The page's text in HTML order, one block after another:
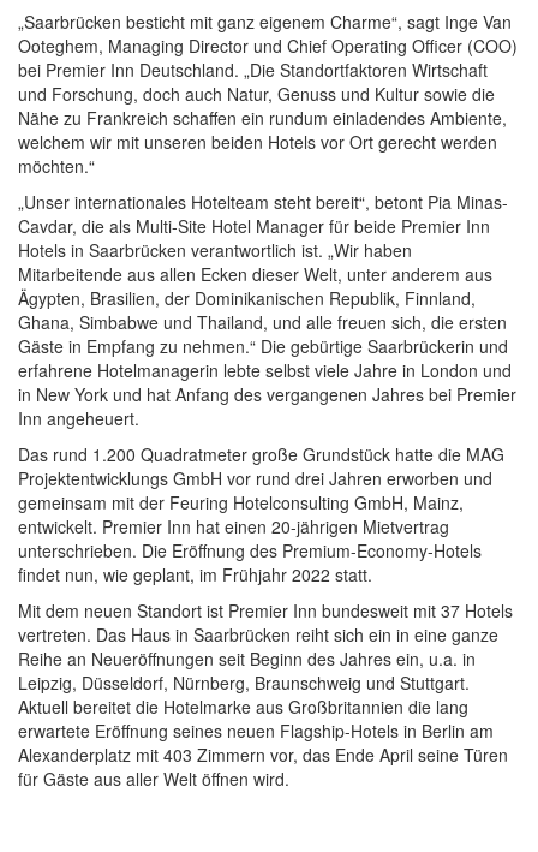
„Saarbrücken besticht mit ganz eigenem Charme“, sagt Inge Van
Ooteghem, Managing Director und Chief Operating Officer (COO)
bei Premier Inn Deutschland. „Die Standortfaktoren Wirtschaft
und Forschung, doch auch Natur, Genuss und Kultur sowie die
Nähe zu Frankreich schaffen ein rundum einladendes Ambiente,
welchem wir mit unseren beiden Hotels vor Ort gerecht werden
möchten.“
„Unser internationales Hotelteam steht bereit“, betont Pia Minas-
Cavdar, die als Multi-Site Hotel Manager für beide Premier Inn
Hotels in Saarbrücken verantwortlich ist. „Wir haben
Mitarbeitende aus allen Ecken dieser Welt, unter anderem aus
Ägypten, Brasilien, der Dominikanischen Republik, Finnland,
Ghana, Simbabwe und Thailand, und alle freuen sich, die ersten
Gäste in Empfang zu nehmen.“ Die gebürtige Saarbrückerin und
erfahrene Hotelmanagerin lebte selbst viele Jahre in London und
in New York und hat Anfang des vergangenen Jahres bei Premier
Inn angeheuert.
Das rund 1.200 Quadratmeter große Grundstück hatte die MAG
Projektentwicklungs GmbH vor rund drei Jahren erworben und
gemeinsam mit der Feuring Hotelconsulting GmbH, Mainz,
entwickelt. Premier Inn hat einen 20-jährigen Mietvertrag
unterschrieben. Die Eröffnung des Premium-Economy-Hotels
findet nun, wie geplant, im Frühjahr 2022 statt.
Mit dem neuen Standort ist Premier Inn bundesweit mit 37 Hotels
vertreten. Das Haus in Saarbrücken reiht sich ein in eine ganze
Reihe an Neueröffnungen seit Beginn des Jahres ein, u.a. in
Leipzig, Düsseldorf, Nürnberg, Braunschweig und Stuttgart.
Aktuell bereitet die Hotelmarke aus Großbritannien die lang
erwartete Eröffnung seines neuen Flagship-Hotels in Berlin am
Alexanderplatz mit 403 Zimmern vor, das Ende April seine Türen
für Gäste aus aller Welt öffnen wird.